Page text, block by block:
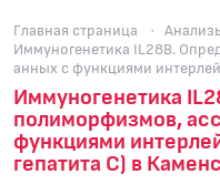
Главная страница ·
Иммуногенетика IL28B.
анных с функциями
Иммуногенетика
полиморфизмов,
функциями
гепатита С) в